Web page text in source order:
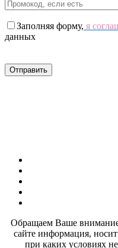
Заполняя форму, я
данных
Обращаем Ваше внимание
сайте информация,
при каких условиях